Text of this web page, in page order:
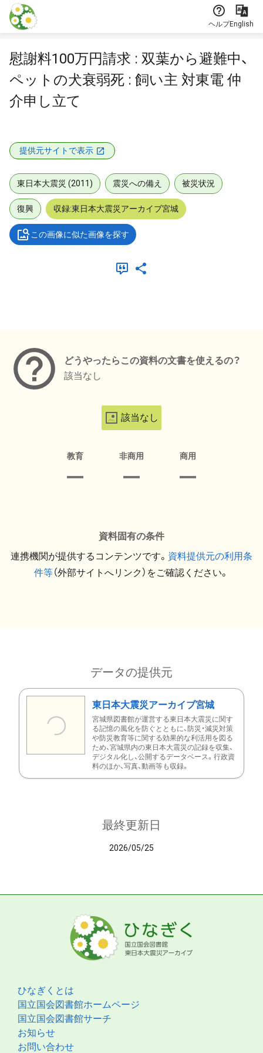
本文に飛ぶ
ヘルプEnglish
慰謝料100万円請求 : 双葉から避難中、
ペットの犬衰弱死 : 飼い主 対東電 仲
介申し立て
提供元サイトで表示
東日本大震災 (2011) 震災への備え 被災状況
復興 収録:東日本大震災アーカイブ宮城
この画像に似た画像を探す
どうやったらこの資料の文書を使えるの？
該当なし
該当なし
教育 非商用 商用
資料固有の条件
連携機関が提供するコンテンツです。 資料提供元の利用条
件等（外部サイトへリンク）をご確認ください。
データの提供元
東日本大震災アーカイブ宮城
宮城県図書館が運営する東日本大震災に関す
る記憶の風化を防ぐとともに、防災・減災対策
や防災教育等に関する効果的な利活用を図る
ため、宮城県内の東日本大震災の記録を収集、
デジタル化し、公開するデータベース。行政資
料のほか、写真、動画等も収録。
最終更新日
2026/05/25
ひなぎくとは
国立国会図書館ホームページ
国立国会図書館サーチ
お知らせ
お問い合わせ